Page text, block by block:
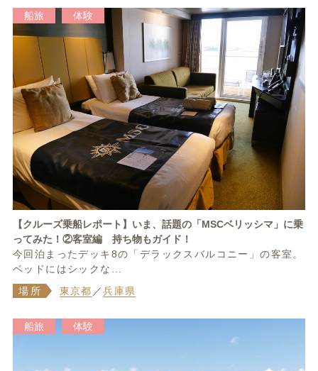
船旅 体験
【クルーズ乗船レポート】いま、話題の「MSCベリッシマ」に乗
ってみた！②客室編 持ち物もガイド！
今回泊まったデッキ8の「デラックスバルコニー」の客室。
ベッドにはシックな...
場所
東京都 ／兵庫県
船旅 体験